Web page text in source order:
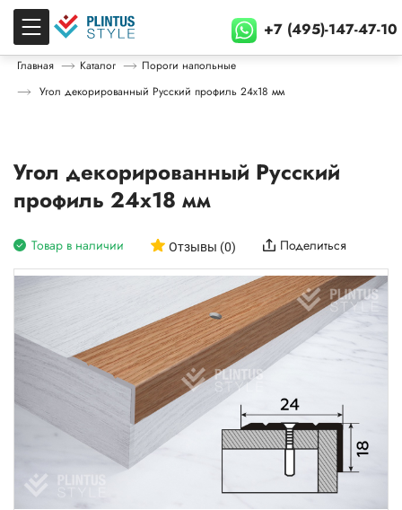
+7 (495)-147-47-10
Главная Каталог
Пороги напольные
Угол декорированный Русский профиль 24х18 мм
Угол декорированный Русский
профиль 24х18 мм
Товар в наличии Отзывы (0) Поделиться